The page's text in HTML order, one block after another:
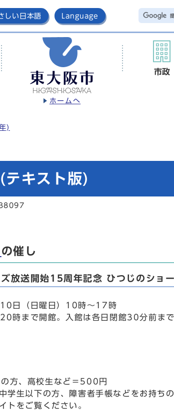
しい日本語 Language
ホームへ
市政
)
キスト版)
の催し
放送開始15周年記念 ひつじのショ
日（日曜日）10時～17時
時まで開館。入館は各日閉館30分前ま
方、高校生など＝500円
学生以下の方、障害者手帳などをお持ち
トをご覧ください。